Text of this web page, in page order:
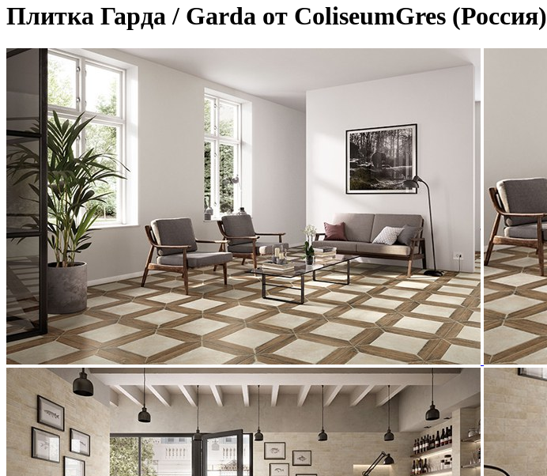
Плитка Гарда / Garda от ColiseumGres (Россия)